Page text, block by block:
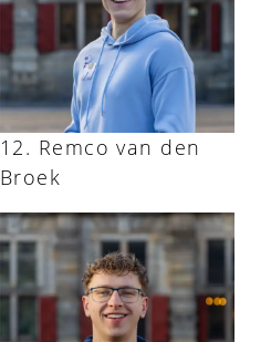
Remco van den
Broek